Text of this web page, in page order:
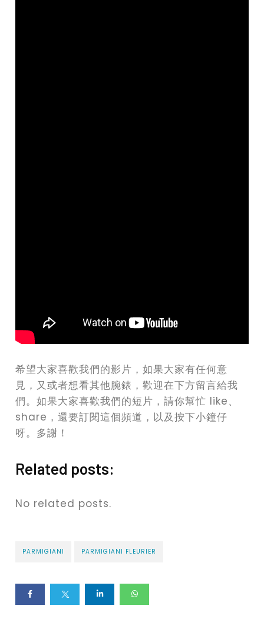
希望大家喜歡我們的影片，如果大家有任何意
見，又或者想看其他腕錶，歡迎在下方留言給我
們。如果大家喜歡我們的短片，請你幫忙 like、
share，還要訂閱這個頻道，以及按下小鐘仔
呀。多謝！
Related posts:
No related posts.
PARMIGIANI PARMIGIANI FLEURIER